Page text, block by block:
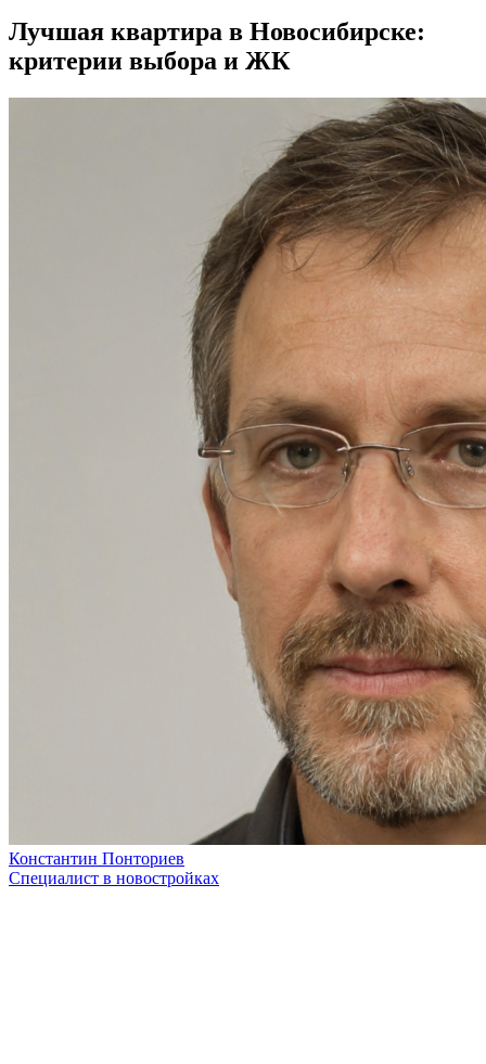
Лучшая квартира в Новосибирске:
критерии выбора и ЖК
Константин Понториев
Специалист в новостройках